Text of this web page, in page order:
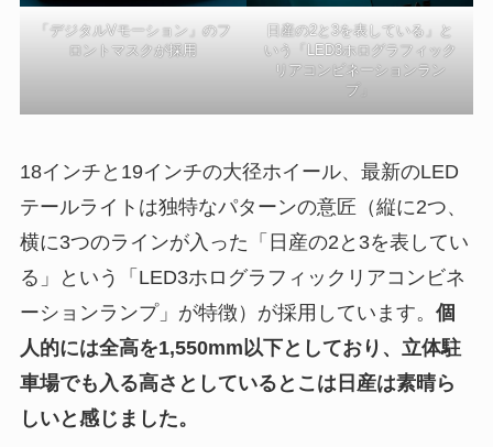
「デジタルVモーション」のフ
ロントマスクが採用
日産の2と3を表している」と
いう「LED3ホログラフィック
リアコンビネーションラン
プ」
18インチと19インチの大径ホイール、最新のLED
テールライトは独特なパターンの意匠（縦に2つ、
横に3つのラインが入った「日産の2と3を表してい
る」という「LED3ホログラフィックリアコンビネ
ーションランプ」が特徴）が採用しています。 個
人的には全高を1,550mm以下としており、立体駐
車場でも入る高さとしているとこは日産は素晴ら
しいと感じました。